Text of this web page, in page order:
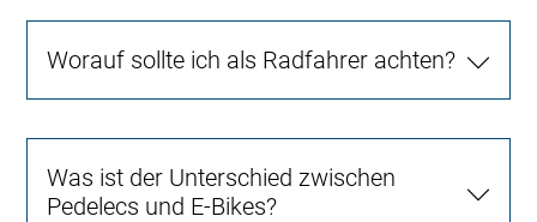
Worauf sollte ich als Radfahrer achten?
Was ist der Unterschied zwischen
Pedelecs und E-Bikes?